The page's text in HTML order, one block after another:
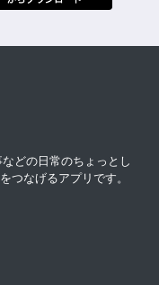
どの日常のちょっとし
つなげるアプリです。